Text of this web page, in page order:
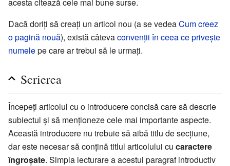
Dacă doriţi să creaţi un articol nou (a se vedeaCum creez
o pagină nouă), există câtevaconvenţii în ceea ce priveşte
numelepe care ar trebui să le urmaţi.
Scrierea
Începeţi articolul cu o introducere concisă care să descrie
subiectul şi să menţioneze cele mai importante aspecte.
Această introducere nu trebuie să aibă titlu de secţiune,
dar este necesar să conţină titlul articolului cu caractere
îngroşate. Simpla lecturare a acestui paragraf introductiv